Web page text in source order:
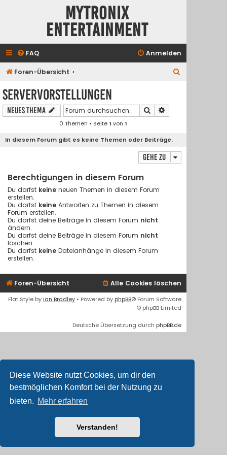
Diese Website nutzt Cookies, um dir den
bestmöglichen Komfort bei der Nutzung zu
bieten. Mehr erfahren
Verstanden!
Mytronix
Entertainment
FAQ Anmelden
Foren-Übersicht
Servervorstellungen
Neues Thema Suche
0 Themen • Seite1 von1
In diesem Forum gibt es keine Themen oder Beiträge.
Gehe zu
Berechtigungen in diesem Forum
Du darfst keine neuen Themen in diesem Forum
erstellen.
Du darfst keine Antworten zu Themen in diesem
Forum erstellen.
Du darfst deine Beiträge in diesem Forum nicht
ändern.
Du darfst deine Beiträge in diesem Forum nicht
löschen.
Du darfst keine Dateianhänge in diesem Forum
erstellen.
Foren-Übersicht Alle Cookies löschen
Flat Style by Ian Bradley • Powered by phpBB® Forum Software
© phpBB Limited
Deutsche Übersetzung durch phpBB.de